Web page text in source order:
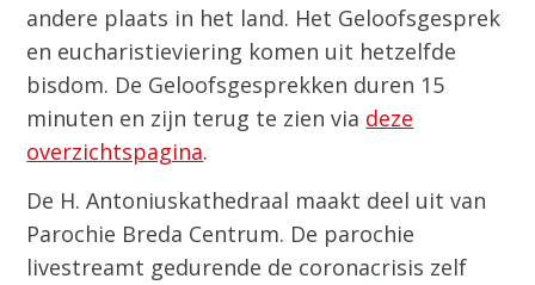
andere plaats in het land. Het Geloofsgesprek
en eucharistieviering komen uit hetzelfde
bisdom. De Geloofsgesprekken duren 15
minuten en zijn terug te zien via deze
overzichtspagina.
De H. Antoniuskathedraal maakt deel uit van
Parochie Breda Centrum. De parochie
livestreamt gedurende de coronacrisis zelf